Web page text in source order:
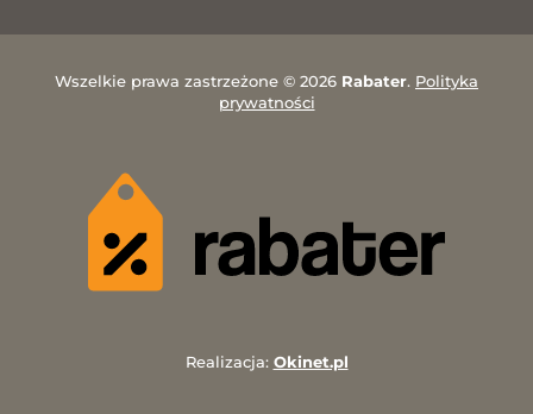
Wszelkie prawa zastrzeżone © 2026 Rabater. Polityka
prywatności
Realizacja: Okinet.pl